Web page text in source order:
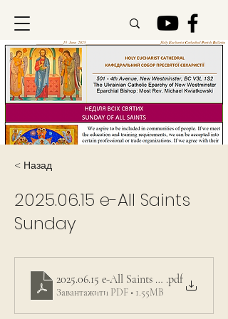
< Назад
2025.06.15 e-All Saints
Sunday
2025.06.15 e-All Saints Sunday
.pdf
Завантажити PDF • 1.55MB